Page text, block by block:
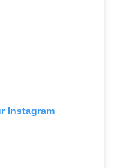
Instagram